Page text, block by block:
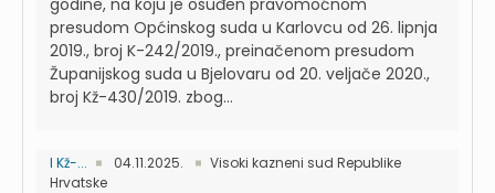
godine, na koju je osuđen pravomoćnom
presudom Općinskog suda u Karlovcu od 26. lipnja
2019., broj K-242/2019., preinačenom presudom
Županijskog suda u Bjelovaru od 20. veljače 2020.,
broj Kž-430/2019. zbog...
I Kž-... 04.11.2025.
Visoki kazneni sud Republike
Hrvatske